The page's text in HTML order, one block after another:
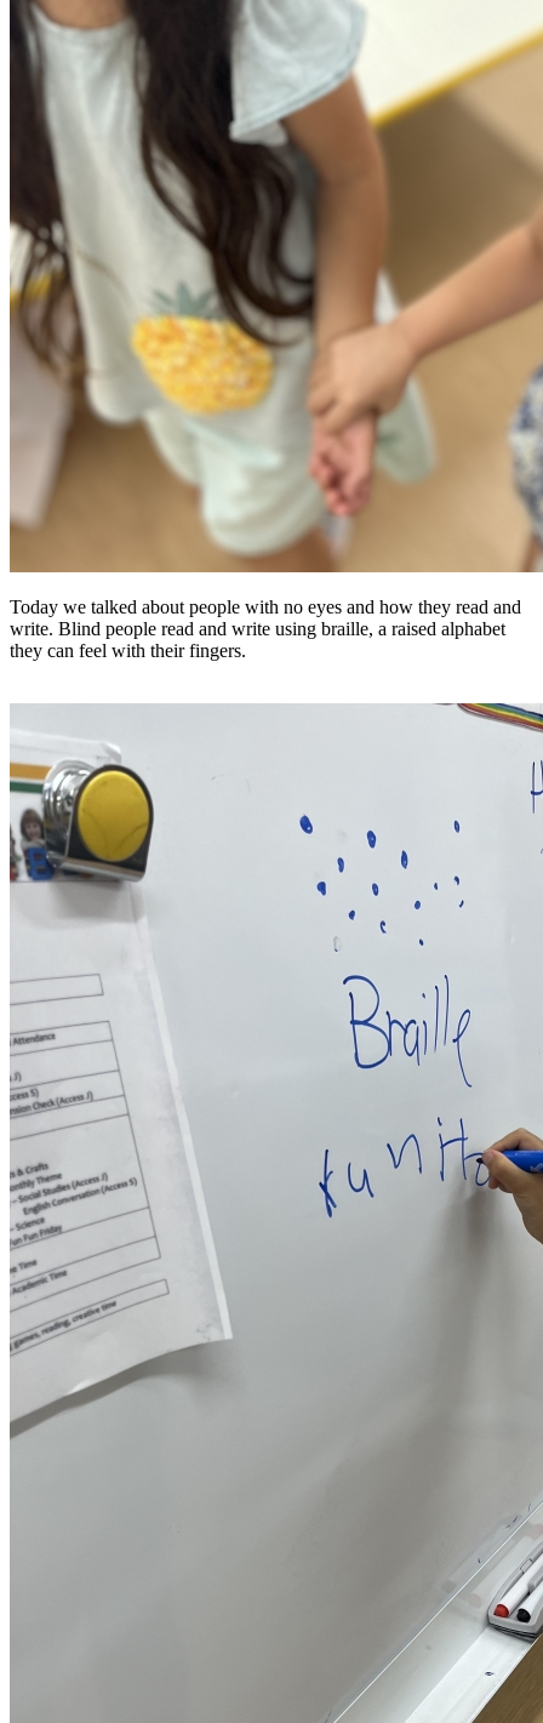
Today we talked about people with no eyes and how they read and
write. Blind people read and write using braille, a raised alphabet
they can feel with their fingers.